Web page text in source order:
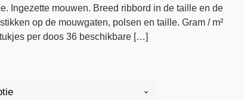
Ingezette mouwen. Breed ribbord in de taille en de
op de mouwgaten, polsen en taille. Gram / m²
per doos 36 beschikbare […]